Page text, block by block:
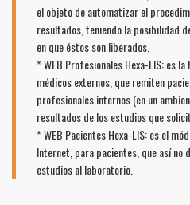
el objeto de automatizar el
resultados, teniendo la posibilidad
en que éstos son liberados.
* WEB Profesionales Hexa-LIS: es
médicos externos, que remiten
profesionales internos (en un
resultados de los estudios que
* WEB Pacientes Hexa-LIS: es el
Internet, para pacientes, que así
estudios al laboratorio.